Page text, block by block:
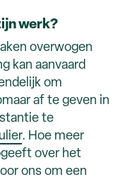
werk?
overwogen
kan aanvaard
om
af te geven in
te
. Hoe meer
over het
ons om een